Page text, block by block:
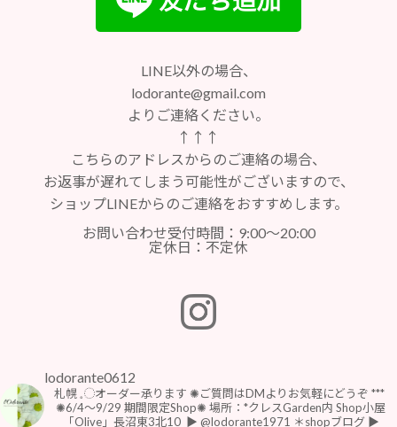
LINE以外の場合、
lodorante@gmail.com
よりご連絡ください。
↑↑↑
こちらのアドレスからのご連絡の場合、
お返事が遅れてしまう可能性がございますので、
ショップLINEからのご連絡をおすすめします。
お問い合わせ受付時間：9:00～20:00
定休日：不定休
lodorante0612
札幌 𓈒◌オーダー承ります ✺ご質問はDMよりお気軽にどうぞ ***
⁡✺6/4〜9/29 期間限定Shop✺ 場所：*クレスGarden内 Shop小屋
「Olive」長沼東3北10⁡ ▶︎ @lodorante1971 ＊shopブログ ▶︎